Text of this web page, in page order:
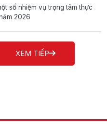
số nhiệm vụ trọng tâm thực
2026
XEM TIẾP